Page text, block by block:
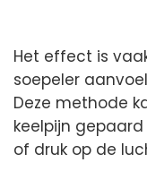
Het effect is
soepeler
Deze methode
keelpijn
of druk op de